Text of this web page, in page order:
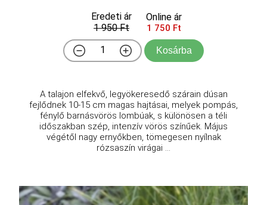
Eredeti ár
1 950 Ft
Online ár
1 750 Ft
Kosárba
A talajon elfekvő, legyökeresedő szárain dúsan
fejlődnek 10-15 cm magas hajtásai, melyek pompás,
fénylő barnásvörös lombúak, s különösen a téli
időszakban szép, intenzív vörös színűek. Május
végétől nagy ernyőkben, tömegesen nyílnak
rózsaszín virágai ...